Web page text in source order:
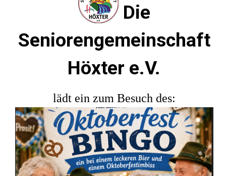
Die
Seniorengemeinschaft
Höxter e.V.
lädt ein zum Besuch des: